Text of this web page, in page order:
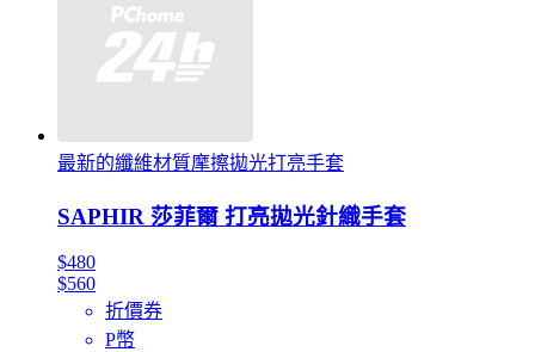
最新的纖維材質摩擦拋光打亮手套
SAPHIR 莎菲爾 打亮拋光針織手套
$480
$560
折價券
P幣